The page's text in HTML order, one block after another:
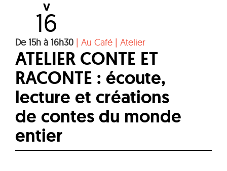
V
16
De 15h à 16h30 | Au Café | Atelier
ATELIER CONTE ET
RACONTE : écoute,
lecture et créations
de contes du monde
entier